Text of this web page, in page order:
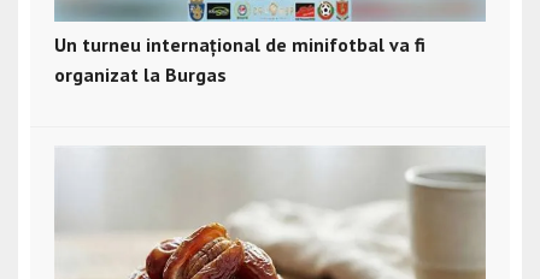
Un turneu internațional de minifotbal va fi
organizat la Burgas